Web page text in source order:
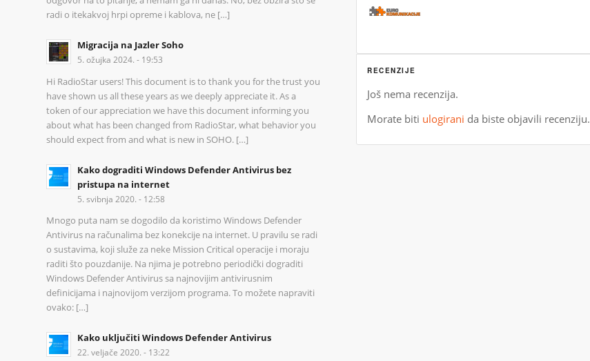
radi o itekakvoj hrpi opreme i kablova, ne […]
Migracija na Jazler Soho
5. ožujka 2024. - 19:53
Hi RadioStar users! This document is to thank you for the trust you
have shown us all these years as we deeply appreciate it. As a
token of our appreciation we have this document informing you
about what has been changed from RadioStar, what behavior you
should expect from and what is new in SOHO. […]
Kako dograditi Windows Defender Antivirus bez
pristupa na internet
5. svibnja 2020. - 12:58
Mnogo puta nam se dogodilo da koristimo Windows Defender
Antivirus na računalima bez konekcije na internet. U pravilu se radi
o sustavima, koji služe za neke Mission Critical operacije i moraju
raditi što pouzdanije. Na njima je potrebno periodički dograditi
Windows Defender Antivirus sa najnovijim antivirusnim
definicijama i najnovijom verzijom programa. To možete napraviti
ovako: […]
Kako uključiti Windows Defender Antivirus
22. veljače 2020. - 13:22
RECENZIJE
Još nema recenzija.
Morate biti ulogirani da biste objavili recenziju.